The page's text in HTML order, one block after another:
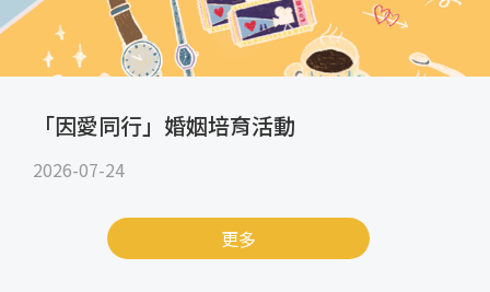
「因愛同行」婚姻培育活動
2026-07-24
更多